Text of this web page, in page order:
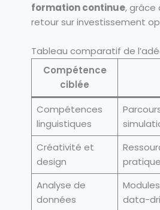
formation continue, grâce
retour sur investissement
Tableau comparatif de
Compétence
ciblée
Compétences
linguistiques
Créativité et
design
Analyse de
données
data-